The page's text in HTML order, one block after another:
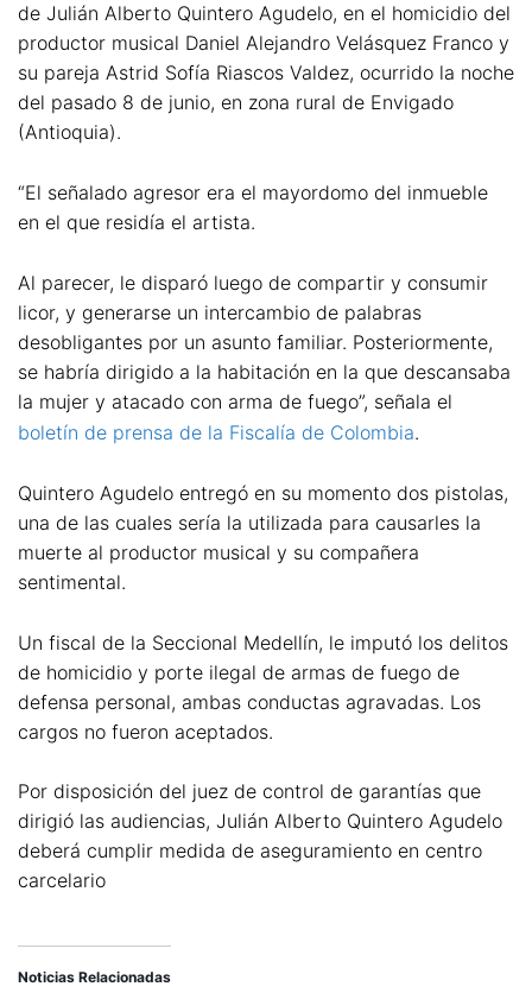
de Julián Alberto Quintero Agudelo, en el homicidio del
productor musical Daniel Alejandro Velásquez Franco y
su pareja Astrid Sofía Riascos Valdez, ocurrido la noche
del pasado 8 de junio, en zona rural de Envigado
(Antioquia).
“El señalado agresor era el mayordomo del inmueble
en el que residía el artista.
Al parecer, le disparó luego de compartir y consumir
licor, y generarse un intercambio de palabras
desobligantes por un asunto familiar. Posteriormente,
se habría dirigido a la habitación en la que descansaba
la mujer y atacado con arma de fuego”, señala el
boletín de prensa de la Fiscalía de Colombia.
Quintero Agudelo entregó en su momento dos pistolas,
una de las cuales sería la utilizada para causarles la
muerte al productor musical y su compañera
sentimental.
Un fiscal de la Seccional Medellín, le imputó los delitos
de homicidio y porte ilegal de armas de fuego de
defensa personal, ambas conductas agravadas. Los
cargos no fueron aceptados.
Por disposición del juez de control de garantías que
dirigió las audiencias, Julián Alberto Quintero Agudelo
deberá cumplir medida de aseguramiento en centro
carcelario
Noticias Relacionadas